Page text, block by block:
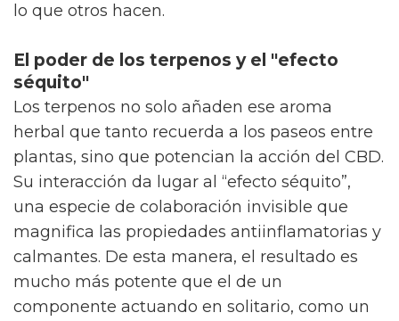
lo que otros hacen.
El poder de los terpenos y el "efecto
séquito"
Los terpenos no solo añaden ese aroma
herbal que tanto recuerda a los paseos entre
plantas, sino que potencian la acción del CBD.
Su interacción da lugar al “efecto séquito”,
una especie de colaboración invisible que
magnifica las propiedades antiinflamatorias y
calmantes. De esta manera, el resultado es
mucho más potente que el de un
componente actuando en solitario, como un